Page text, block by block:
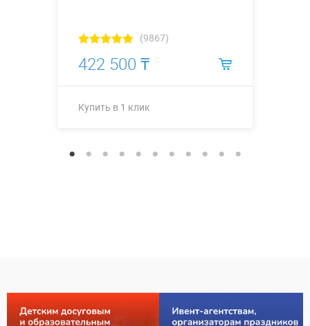
(9867)
422 500 ₸
Купить в 1 клик